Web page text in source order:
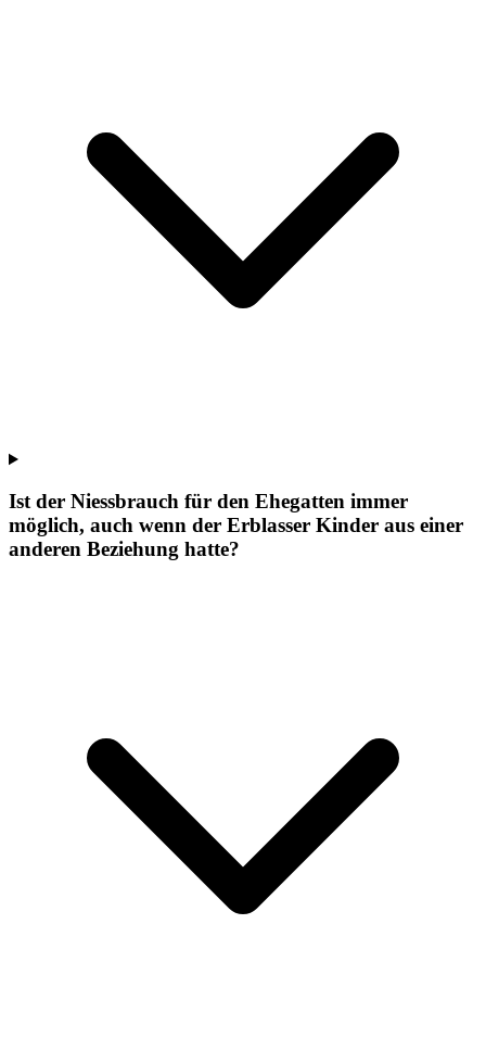
Ist der Niessbrauch für den Ehegatten immer
möglich, auch wenn der Erblasser Kinder aus einer
anderen Beziehung hatte?